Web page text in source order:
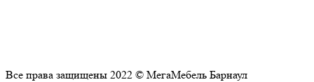
Все права защищены 2022 © МегаМебель Барнаул